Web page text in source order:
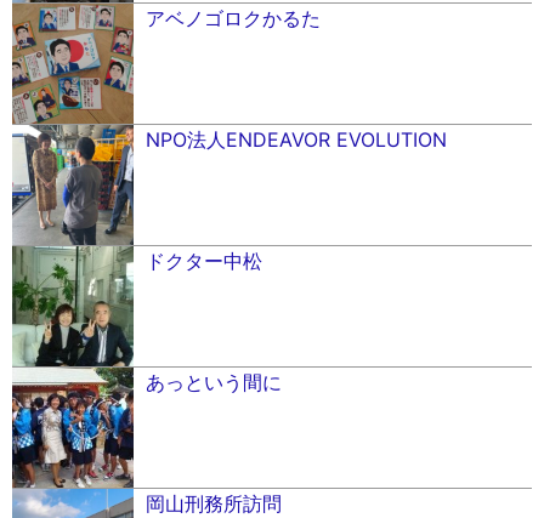
アベノゴロクかるた
NPO法人ENDEAVOR EVOLUTION
ドクター中松
あっという間に
岡山刑務所訪問